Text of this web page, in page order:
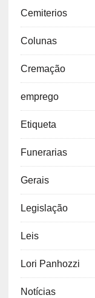
Cemiterios
Colunas
Cremação
emprego
Etiqueta
Funerarias
Gerais
Legislação
Leis
Lori Panhozzi
Notícias